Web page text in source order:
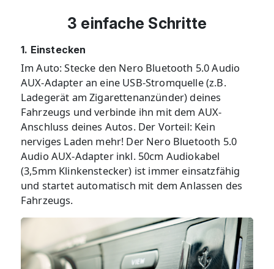
3 einfache Schritte
1. Einstecken
Im Auto: Stecke den Nero Bluetooth 5.0 Audio
AUX-Adapter an eine USB-Stromquelle (z.B.
Ladegerät am Zigarettenanzünder) deines
Fahrzeugs und verbinde ihn mit dem AUX-
Anschluss deines Autos. Der Vorteil: Kein
nerviges Laden mehr! Der Nero Bluetooth 5.0
Audio AUX-Adapter inkl. 50cm Audiokabel
(3,5mm Klinkenstecker) ist immer einsatzfähig
und startet automatisch mit dem Anlassen des
Fahrzeugs.